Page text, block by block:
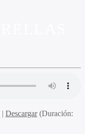
| Descargar(Duración: